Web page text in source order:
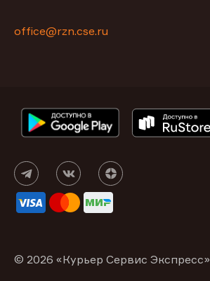
office@rzn.cse.ru
© 2026 «Курьер Сервис Экспресс»